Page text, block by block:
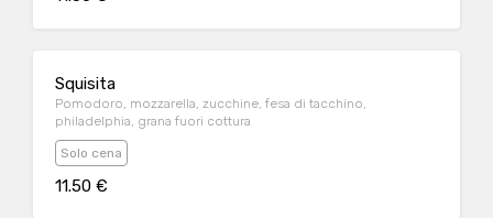
Squisita
Pomodoro, mozzarella, zucchine, fesa di tacchino,
philadelphia, grana fuori cottura
Solo cena
11.50 €